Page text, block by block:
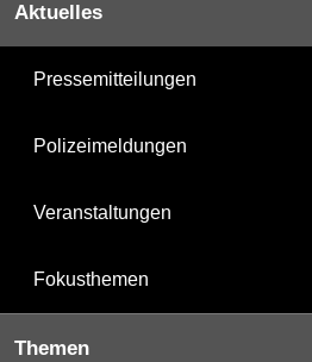
Aktuelles
Pressemitteilungen
Polizeimeldungen
Veranstaltungen
Fokusthemen
Themen